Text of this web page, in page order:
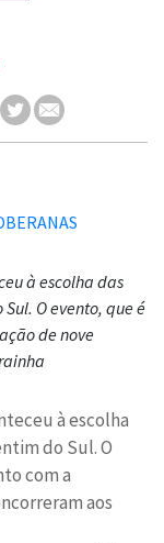
à escolha das
O evento, que é
de nove
à escolha
do Sul. O
com a
aos